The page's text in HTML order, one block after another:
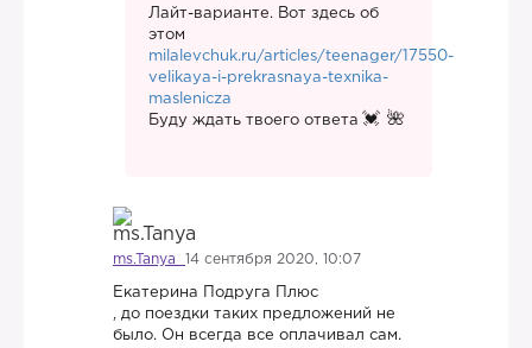
Лайт-варианте. Вот здесь об
этом
milalevchuk.ru/articles/teenager/17550-
velikaya-i-prekrasnaya-texnika-
maslenicza
Буду ждать твоего ответа
ms.Tanya 14 сентября 2020, 10:07
Екатерина Подруга Плюс
, до поездки таких предложений не
было. Он всегда все оплачивал сам.